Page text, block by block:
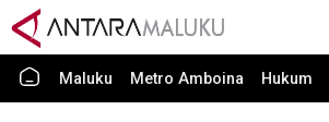
Maluku Metro Amboina Hukum